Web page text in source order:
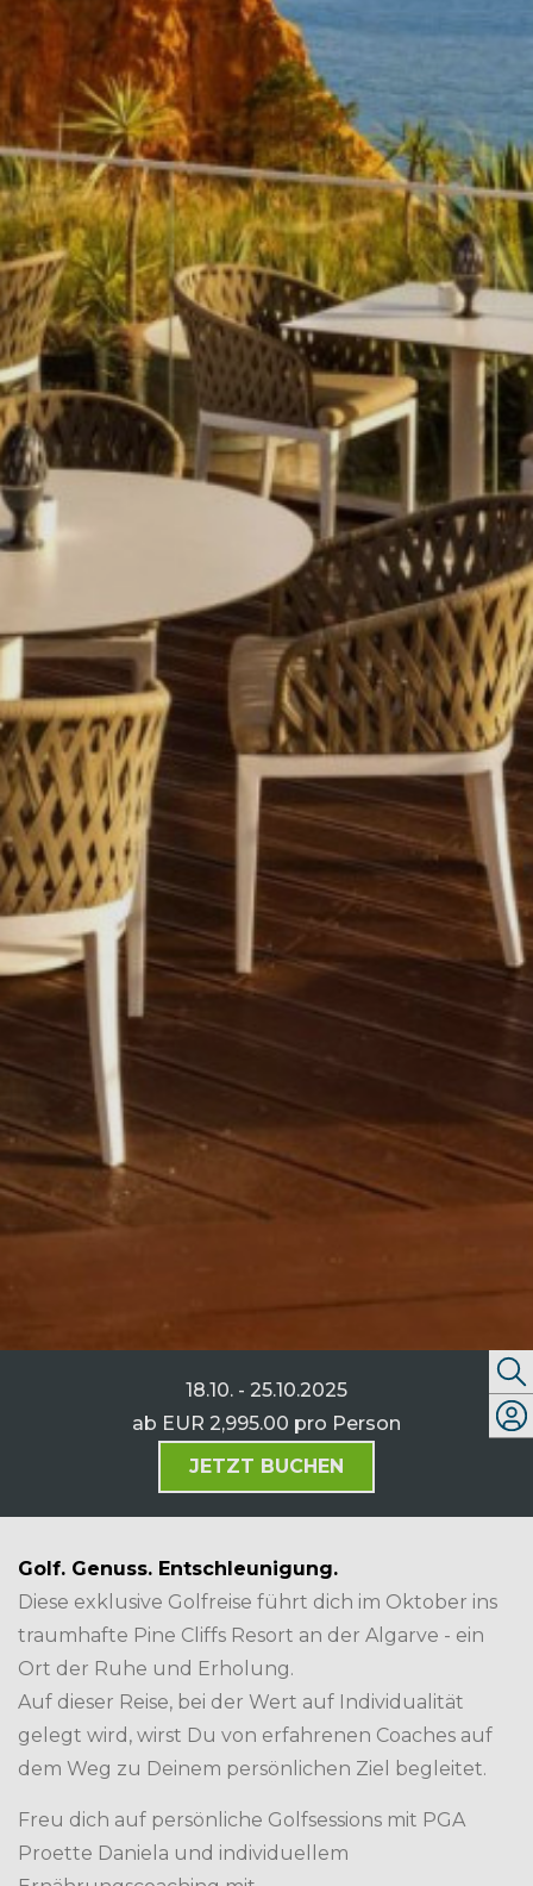
18.10. - 25.10.2025
ab EUR 2,995.00 pro Person
JETZT BUCHEN
Golf. Genuss. Entschleunigung.
Diese exklusive Golfreise führt dich im Oktober ins
traumhafte Pine Cliffs Resort an der Algarve - ein
Ort der Ruhe und Erholung.
Auf dieser Reise, bei der Wert auf Individualität
gelegt wird, wirst Du von erfahrenen Coaches auf
dem Weg zu Deinem persönlichen Ziel begleitet.
Freu dich auf persönliche Golfsessions mit PGA
Proette Daniela und individuellem